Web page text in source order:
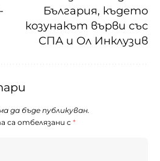
България, където
козунакът върви със
СПА и Ол Инклузив
да бъде публикуван.
са отбелязани с *